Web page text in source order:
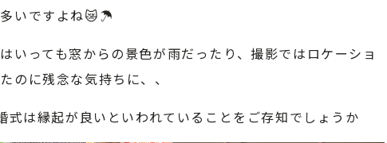
いですよね😿☂
いっても窓からの景色が雨だったり、撮影ではロケーショ
のに残念な気持ちに、、
式は縁起が良いといわれていることをご存知でしょうか